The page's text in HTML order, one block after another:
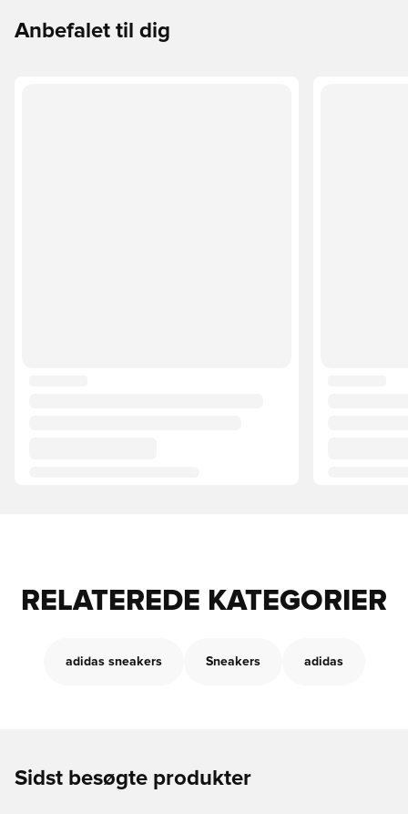
Anbefalet til dig
RELATEREDE KATEGORIER
adidas sneakers Sneakers adidas
Sidst besøgte produkter